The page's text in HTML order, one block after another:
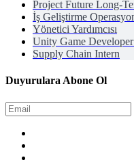
Project Future Long-
İş Geliştirme
Yönetici Yardımcısı
Unity Game
Supply Chain Intern
Duyurulara Abone Ol